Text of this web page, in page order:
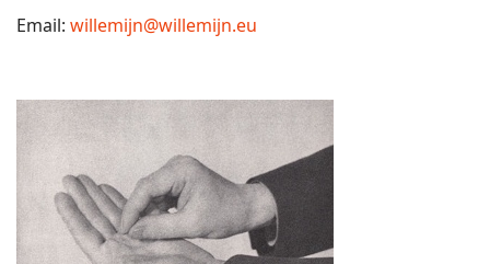
Email: willemijn@willemijn.eu